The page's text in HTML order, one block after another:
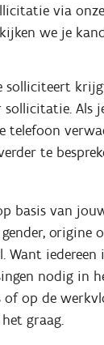
via
we je
solliciteert
Als
telefoon
te
basis van
origine
Want iedereen
nodig in
op de
graag.